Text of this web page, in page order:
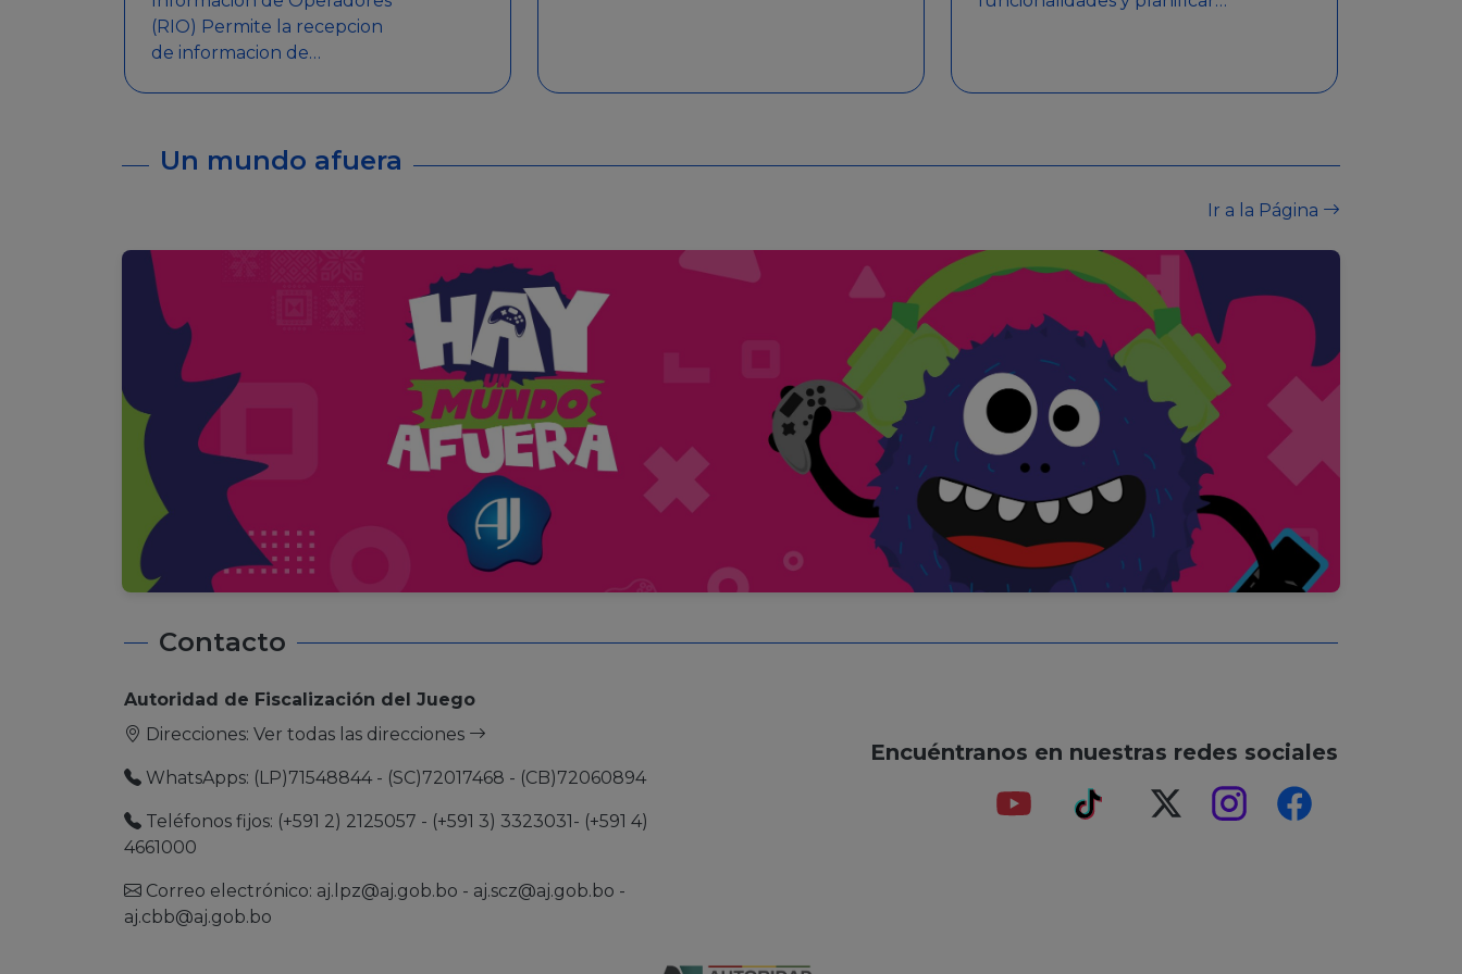
(RIO) Permite la recepcion
de informacion de
significativos, entre otros.
Un mundo afuera
Ir a la Página
Contacto
Autoridad de Fiscalización del Juego
Direcciones: Ver todas las direcciones
WhatsApps: (LP)71548844 - (SC)72017468 - (CB)72060894
Teléfonos fijos: (+591 2) 2125057 - (+591 3) 3323031- (+591 4)
4661000
Correo electrónico: aj.lpz@aj.gob.bo - aj.scz@aj.gob.bo -
aj.cbb@aj.gob.bo
Encuéntranos en nuestras redes sociales